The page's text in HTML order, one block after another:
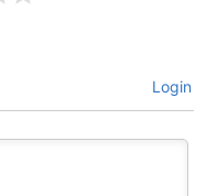
Login